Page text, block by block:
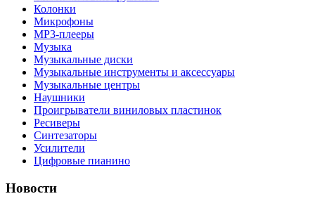
Колонки
Микрофоны
МР3-плееры
Музыка
Музыкальные диски
Музыкальные инструменты и аксессуары
Музыкальные центры
Наушники
Проигрыватели виниловых пластинок
Ресиверы
Синтезаторы
Усилители
Цифровые пианино
Новости